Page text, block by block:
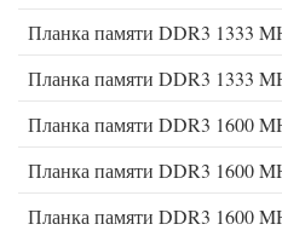
Планка памяти DDR3 1333
Планка памяти DDR3 1333
Планка памяти DDR3 1600
Планка памяти DDR3 1600
Планка памяти DDR3 1600